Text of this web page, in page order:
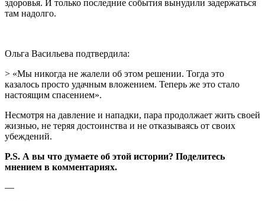
здоровья. И только последние события вынудили задержаться
там надолго.
Ольга Васильева подтвердила:
> «Мы никогда не жалели об этом решении. Тогда это
казалось просто удачным вложением. Теперь же это стало
настоящим спасением».
Несмотря на давление и нападки, пара продолжает жить своей
жизнью, не теряя достоинства и не отказываясь от своих
убеждений.
P.S. А вы что думаете об этой истории? Поделитесь
мнением в комментариях.
—